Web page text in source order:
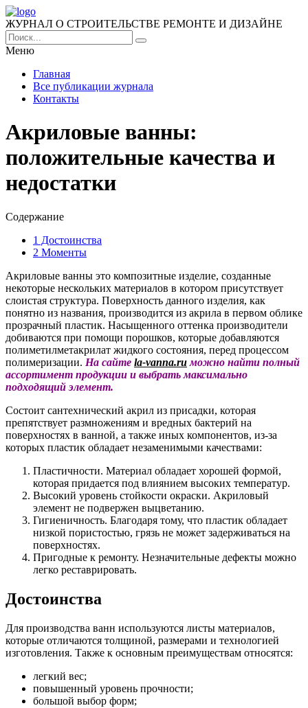
ЖУРНАЛ О СТРОИТЕЛЬСТВЕ РЕМОНТЕ И ДИЗАЙНЕ
Меню
Главная
Все публикации журнала
Контакты
Акриловые ванны:
положительные качества и
недостатки
Содержание
1 Достоинства
2 Моменты
Акриловые ванны это композитные изделие, созданные
некоторые нескольких материалов в котором присутствует
слоистая структура. Поверхность данного изделия, как
понятно из названия, производится из акрила в первом облике
прозрачный пластик. Насыщенного оттенка производители
добиваются при помощи порошков, которые добавляются
полиметилметакрилат жидкого состояния, перед процессом
полимеризации. На сайте la-vanna.ruможно найти полный
ассортимент продукции и выбрать максимально
подходящий элемент.
Состоит сантехнический акрил из присадки, которая
препятствует размножениям и вредных бактерий на
поверхностях в ванной, а также иных компонентов, из-за
которых пластик обладает незаменимыми качествами:
Пластичности. Материал обладает хорошей формой,
которая придается под влиянием высоких температур.
Высокий уровень стойкости окраски. Акриловый
элемент не подвержен выцветанию.
Гигиеничность. Благодаря тому, что пластик обладает
низкой пористостью, грязь не может задерживаться на
поверхностях.
Пригодные к ремонту. Незначительные дефекты можно
легко реставрировать.
Достоинства
Для производства ванн используются листы материалов,
которые отличаются толщиной, размерами и технологией
изготовления. Также к основным преимуществам относятся:
легкий вес;
повышенный уровень прочности;
большой выбор форм;